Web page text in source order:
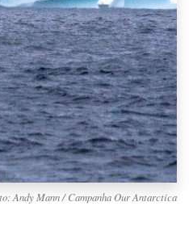
Andy Mann / Campanha Our Antarctica